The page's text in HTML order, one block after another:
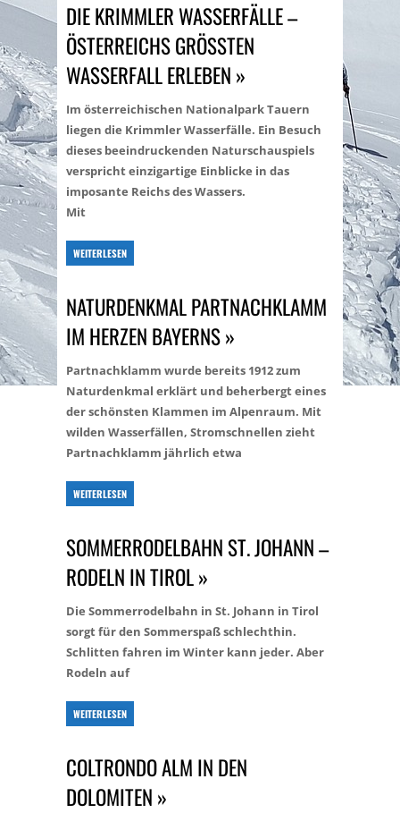
DIE KRIMMLER WASSERFÄLLE –
ÖSTERREICHS GRÖSSTEN W
ASSERFALL ERLEBEN »
Im österreichischen Nationalpark Tauern
liegen die Krimmler Wasserfälle. Ein Besuch
dieses beeindruckenden Naturschauspiels
verspricht einzigartige Einblicke in das
imposante Reichs des Wassers.
Mit
WEITERLESEN
NATURDENKMAL PARTNACHKLAMM
IM HERZEN BAYERNS »
Partnachklamm wurde bereits 1912 zum
Naturdenkmal erklärt und beherbergt eines
der schönsten Klammen im Alpenraum. Mit
wilden Wasserfällen, Stromschnellen zieht
Partnachklamm jährlich etwa
WEITERLESEN
SOMMERRODELBAHN ST. JOHANN –
RODELN IN TIROL »
Die Sommerrodelbahn in St. Johann in Tirol
sorgt für den Sommerspaß schlechthin.
Schlitten fahren im Winter kann jeder. Aber
Rodeln auf
WEITERLESEN
COLTRONDO ALM IN DEN
DOLOMITEN »